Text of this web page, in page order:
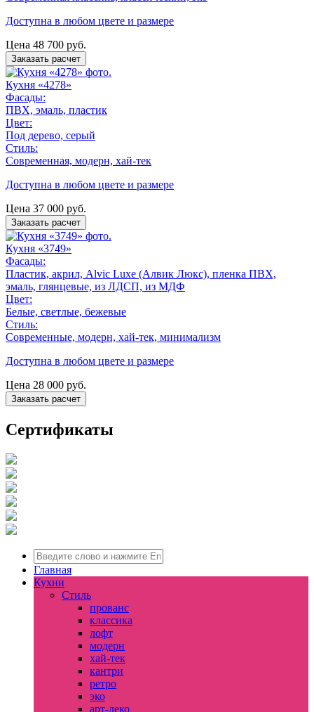
Доступна в любом цвете и размере
Цена 48 700 руб.
Заказать расчет
Кухня «4278»
Фасады:
ПВХ, эмаль, пластик
Цвет:
Под дерево, серый
Стиль:
Современная, модерн, хай-тек
Доступна в любом цвете и размере
Цена 37 000 руб.
Заказать расчет
Кухня «3749»
Фасады:
Пластик, акрил, Alvic Luxe (Алвик Люкс), пленка ПВХ,
эмаль, глянцевые, из ЛДСП, из МДФ
Цвет:
Белые, светлые, бежевые
Стиль:
Современные, модерн, хай-тек, минимализм
Доступна в любом цвете и размере
Цена 28 000 руб.
Заказать расчет
Сертификаты
Главная
Кухни
Стиль
прованс
классика
лофт
модерн
хай-тек
кантри
ретро
эко
арт-деко